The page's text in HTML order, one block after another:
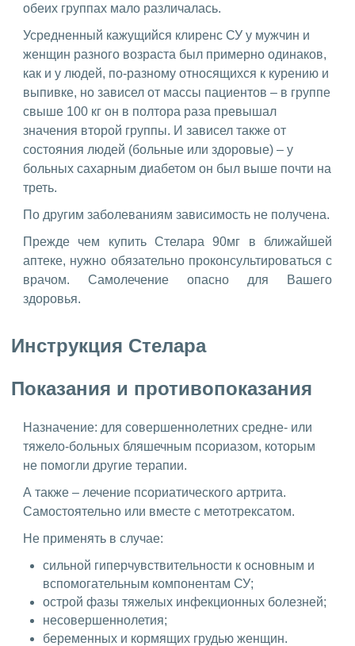
обеих группах мало различалась.
Усредненный кажущийся клиренс СУ у мужчин и
женщин разного возраста был примерно одинаков,
как и у людей, по-разному относящихся к курению и
выпивке, но зависел от массы пациентов – в группе
свыше 100 кг он в полтора раза превышал
значения второй группы. И зависел также от
состояния людей (больные или здоровые) – у
больных сахарным диабетом он был выше почти на
треть.
По другим заболеваниям зависимость не получена.
Прежде чем купить Стелара 90мг в ближайшей
аптеке, нужно обязательно проконсультироваться с
врачом. Самолечение опасно для Вашего
здоровья.
Инструкция Стелара
Показания и противопоказания
Назначение: для совершеннолетних средне- или
тяжело-больных бляшечным псориазом, которым
не помогли другие терапии.
А также – лечение псориатического артрита.
Самостоятельно или вместе с метотрексатом.
Не применять в случае:
сильной гиперчувствительности к основным и
вспомогательным компонентам СУ;
острой фазы тяжелых инфекционных болезней;
несовершеннолетия;
беременных и кормящих грудью женщин.